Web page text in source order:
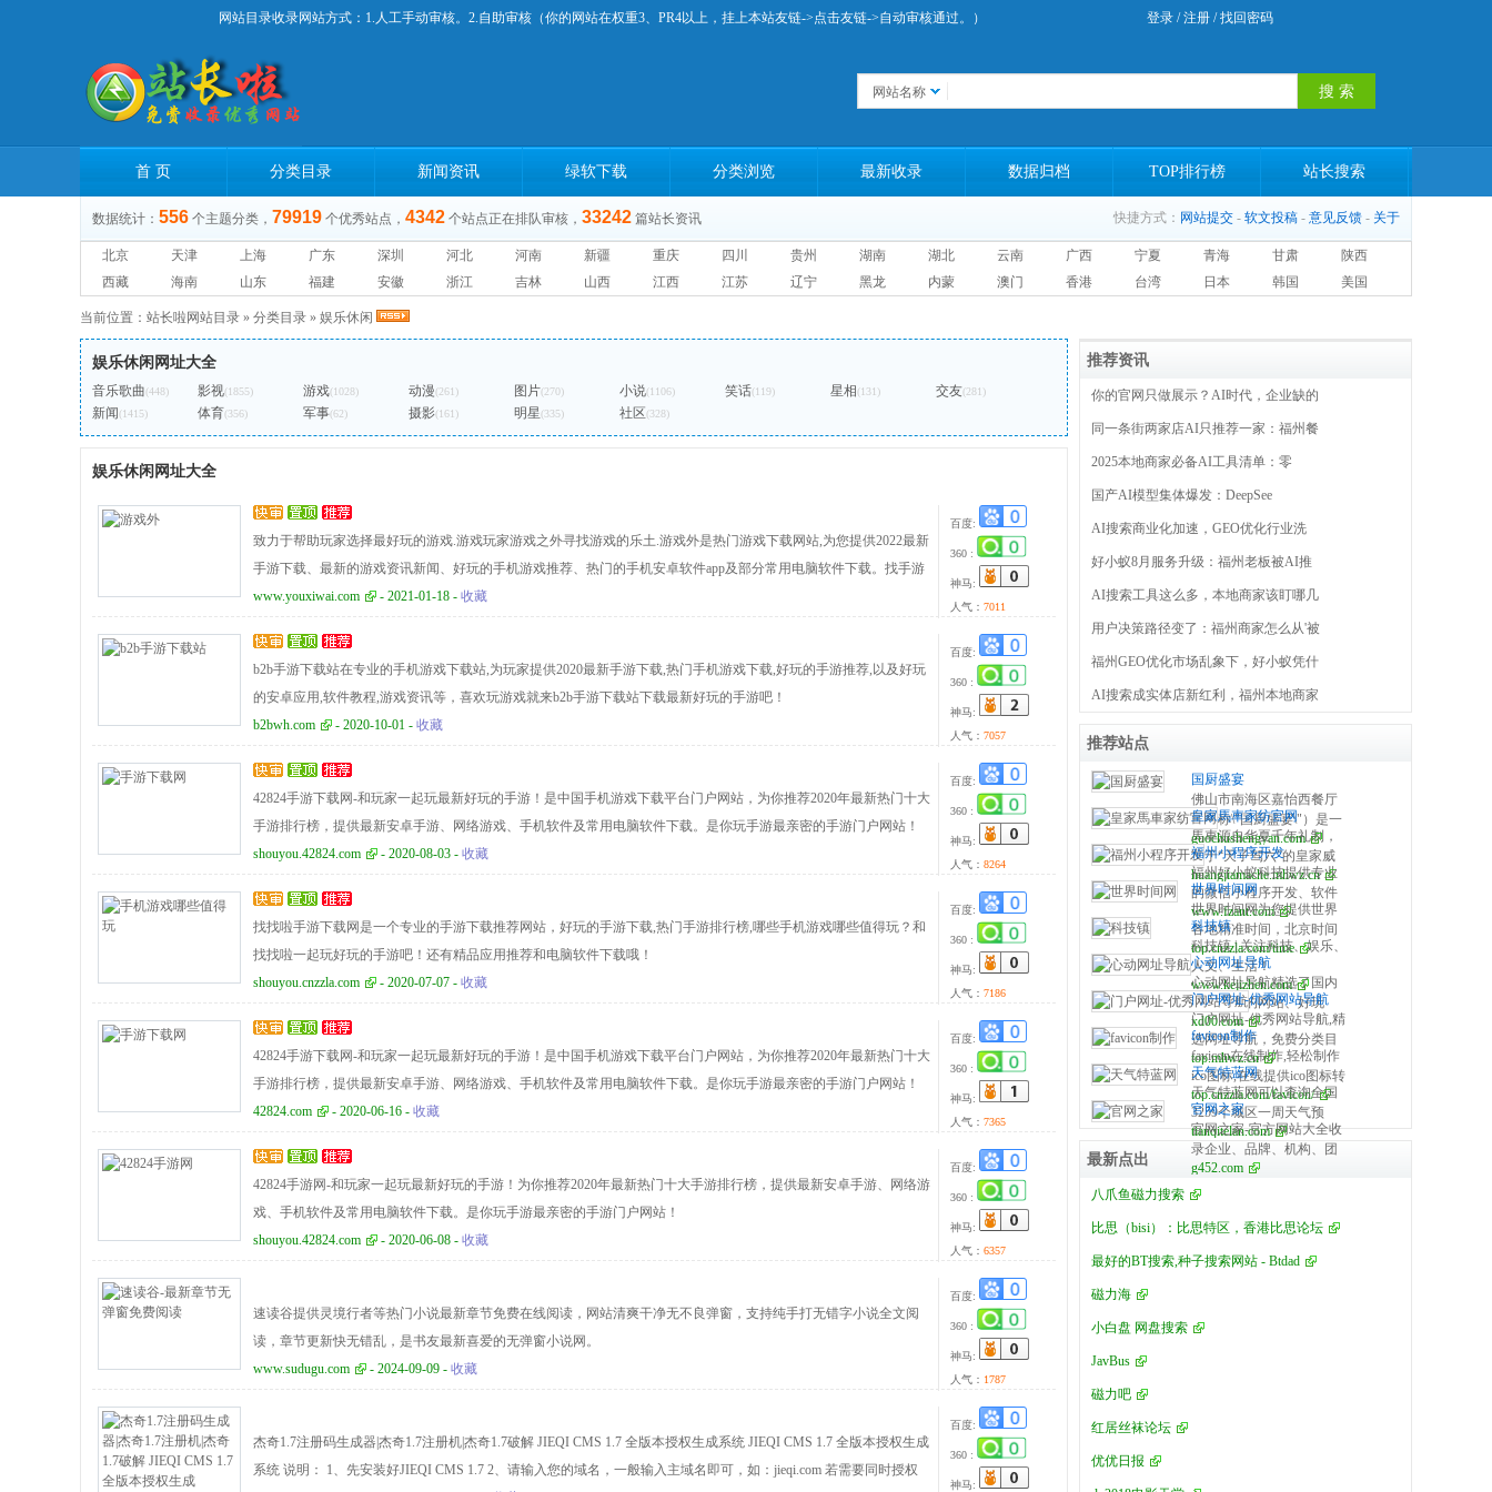
网站目录收录网站方式：1.人工手动审核。2.自助审核（你的网站在权重3、PR4以上，挂上本站友链->点击友链->自动审核通过。） 登录 /注册 /找回密码
网站名称
首 页 分类目录 新闻资讯 绿软下载 分类浏览 最新收录 数据归档 TOP排行榜 站长搜索
数据统计： 556 个主题分类， 79919 个优秀站点， 4342 个站点正在排队审核， 33242 篇站长资讯 快捷方式： 网站提交 - 软文投稿 - 意见反馈 - 关于
北京 天津 上海 广东 深圳 河北 河南 新疆 重庆 四川 贵州 湖南 湖北 云南 广西 宁夏 青海 甘肃
陕西
西藏
海南 山东 福建 安徽 浙江 吉林 山西 江西 江苏 辽宁 黑龙 内蒙 澳门 香港 台湾 日本 韩国 美国
当前位置： 站长啦网站目录 » 分类目录 » 娱乐休闲
娱乐休闲网址大全
音乐歌曲(448) 影视(1855) 游戏(1028) 动漫(261) 图片(270) 小说(1106) 笑话(119) 星相(131) 交友(281)
新闻(1415) 体育(356) 军事(62) 摄影(161) 明星(335) 社区(328)
娱乐休闲网址大全
致力于帮助玩家选择最好玩的游戏.游戏玩家游戏之外寻找游戏的乐土.游戏外是热门游戏下载网站,为您提供2022最新
手游下载、最新的游戏资讯新闻、好玩的手机游戏推荐、热门的手机安卓软件app及部分常用电脑软件下载。找手游
下载、app下载就在游戏外！
www.youxiwai.com - 2021-01-18 - 收藏
百度:
360 :
神马:
人气： 7011
b2b手游下载站在专业的手机游戏下载站,为玩家提供2020最新手游下载,热门手机游戏下载,好玩的手游推荐,以及好玩
的安卓应用,软件教程,游戏资讯等，喜欢玩游戏就来b2b手游下载站下载最新好玩的手游吧！
b2bwh.com
- 2020-10-01 - 收藏
百度:
360 :
神马:
人气： 7057
42824手游下载网-和玩家一起玩最新好玩的手游！是中国手机游戏下载平台门户网站，为你推荐2020年最新热门十大
手游排行榜，提供最新安卓手游、网络游戏、手机软件及常用电脑软件下载。是你玩手游最亲密的手游门户网站！
shouyou.42824.com
- 2020-08-03 - 收藏
百度:
360 :
神马:
人气： 8264
找找啦手游下载网是一个专业的手游下载推荐网站，好玩的手游下载,热门手游排行榜,哪些手机游戏哪些值得玩？和
找找啦一起玩好玩的手游吧！还有精品应用推荐和电脑软件下载哦！
shouyou.cnzzla.com
- 2020-07-07 - 收藏
百度:
360 :
神马:
人气： 7186
42824手游下载网-和玩家一起玩最新好玩的手游！是中国手机游戏下载平台门户网站，为你推荐2020年最新热门十大
手游排行榜，提供最新安卓手游、网络游戏、手机软件及常用电脑软件下载。是你玩手游最亲密的手游门户网站！
42824.com
- 2020-06-16 - 收藏
百度:
360 :
神马:
人气： 7365
42824手游网-和玩家一起玩最新好玩的手游！为你推荐2020年最新热门十大手游排行榜，提供最新安卓手游、网络游
戏、手机软件及常用电脑软件下载。是你玩手游最亲密的手游门户网站！
shouyou.42824.com
- 2020-06-08 - 收藏
百度:
360 :
神马:
人气： 6357
速读谷提供灵境行者等热门小说最新章节免费在线阅读，网站清爽干净无不良弹窗，支持纯手打无错字小说全文阅
读，章节更新快无错乱，是书友最新喜爱的无弹窗小说网。
www.sudugu.com
- 2024-09-09 - 收藏
百度:
360 :
神马:
人气： 1787
杰奇1.7注册码生成器|杰奇1.7注册机|杰奇1.7破解 JIEQI CMS 1.7 全版本授权生成系统 JIEQI CMS 1.7 全版本授权生成
系统 说明： 1、先安装好JIEQI CMS 1.7 2、请输入您的域名，一般输入主域名即可，如：jieqi.com 若需要同时授权
百度:
360 :
神马:
推荐资讯
你的官网只做展示？AI时代，企业缺的
同一条街两家店AI只推荐一家：福州餐
2025本地商家必备AI工具清单：零
国产AI模型集体爆发：DeepSee
AI搜索商业化加速，GEO优化行业洗
好小蚁8月服务升级：福州老板被AI推
AI搜索工具这么多，本地商家该盯哪几
用户决策路径变了：福州商家怎么从'被
福州GEO优化市场乱象下，好小蚁凭什
AI搜索成实体店新红利，福州本地商家
推荐站点
国厨盛宴
佛山市南海区嘉怡西餐厅
（简称\"国厨盛宴\"）是一
家专注于珠三角地区的高
端餐饮定制服务企业。在
嘉怡西式餐饮为基础，整
合了国力餐饮策划公司、
国邦餐饮咨询公司、焰渝
餐饮管理公司。于2016年3
月正式更名为“广东国厨盛
宴餐饮定制”， 公司出品全
部来自香港、广东十年以
上中西餐饮宴会实践经验
丰富的业内专业星级大
厨，国厨盛宴是融合了中
西宴会外卖特色具一体，
积累了多年的实践经验的
一家公司。 国厨盛宴的餐
房、现场执行及客户服务
均由香港资深专业人士负
责，拥有丰富的餐饮定制
配餐服务管理经验及餐饮
行饮服务团队，从客服、
采购、厨业经营经验。 无
论是大型商业活动(100-
您的活动是在室内、室
guochushengyan.com
皇家馬車家纺官网
馬車源自华夏千年礼制，
始于“天子驾六”的皇家威
仪。馬车，是帝王仪仗，
是身份象征，更是东方尊
贵生活的传承载体。皇家
馬车家纺，承中式皇家礼
序，融东方典雅美学，以
匠心织就尊贵、舒适、荣
耀的中式睡眠美学，让每
一户人家，皆藏皇家气
度。 皇家馬车家纺品牌源
之于承华夏皇家礼序，筑
东方品质寝饰。自古以来
皇家馬车无论从欧洲皇室
到我们中国的华夏文明，
车马为礼；皇家馬车，自
古便是帝王专属仪仗，象
征至高无上的身份、威仪
与尊贵。自周代“天子驾
车”彰皇权，唐宋“大辇”显
威仪，明清“銮驾”集大
号。 皇家馬车家纺，根植
huangjiamache.mhwz.cn
福州小程序开发
福州好小蚁科技提供专业
的微信小程序开发、软件
定制、手机APP开发、网
站开发等高端定制外包服
务，价格美丽,服务周到.一
对一项目对接，不满意退
全款！预约电
话:13107632710 胡小春！
福州好小蚁科技有限公司
是福建福州网站app等技术
开发优秀网络公司。
www.fzant.com
世界时间网
世界时间网为您提供世界
各地精准时间，北京时间
校准器，标准时间，世界
各地时间与北京时间对
比，时间换算等，希望对
您有所帮助。
top.cnzzla.com/time
科技镇
科技镇 | 关注科技、娱乐、
人文、生活！
www.kejizhen.com
心动网址导航
心动网址导航精选了国内
国外著名的网站、好玩
的、好看的、有趣的国内
国外网站以及实用的、优
秀的国内国外网站,包括国
外视频、国外购物、国外
交友、国外新闻等多种类
型 同时提供精品行业分类
目录提交，让用户全方位
了解国内国外互联网动
xd00.com
门户网址-优秀网站导航
门户网址-优秀网站导航,精
选网址导航，免费分类目
录提交，实用酷站大全。
top.mhwz.cn
favicon制作
favicon在线制作,轻松制作
ico图标,在线提供ico图标转
换工具,可以将jpg、jpeg、
gif、png等图像转换成ico
图像,方便浏览器制作并生
成favicon.ico图标,提供ico
图标下载等
top.cnzzla.com/favicon/
天气特蓝网
天气特蓝网可以查询全国
3259个城区一周天气预
报、未来十五天天气预报,
及时准确发布中央气象台
天气信息，末来十五天天
气预报、天气预报查询一
并且为用户提供生活指
数、健康指数、交通指
数、旅游指数，及各类天
tianqitelan.com
官网之家
官网之家-官方网站大全收
录企业、品牌、机构、团
体或个人的官方网站，通
过这里网民可以直接登陆
生活远离钓鱼网站，每一
图片和文字介绍。认准官
g452.com
最新点出
八爪鱼磁力搜索
比思（bisi）：比思特区，香港比思论坛
最好的BT搜索,种子搜索网站 - Btdad
磁力海
小白盘 网盘搜索
JavBus
磁力吧
红居丝袜论坛
优优日报